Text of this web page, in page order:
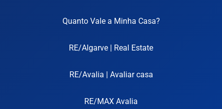
Quanto Vale a Minha Casa?
RE/Algarve | Real Estate
RE/Avalia | Avaliar casa
RE/MAX Avalia